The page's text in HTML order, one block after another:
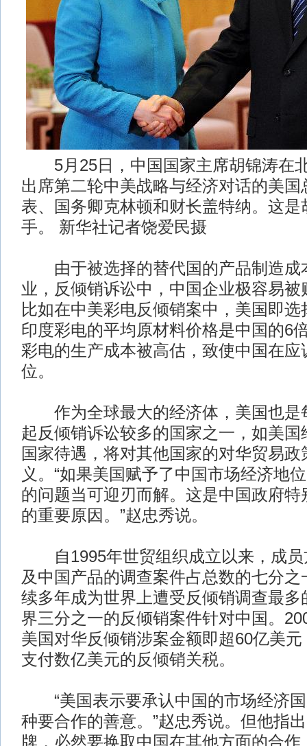
5月25日，中国国家主席胡锦涛在
出席第二轮中美战略与经济对话的美国
表、国务卿克林顿和财长盖特纳。这是
手。 新华社记者饶爱民摄
由于被选择的替代国的产品制造成
业，反倾销诉讼中，中国企业极容易被
比如在中美彩电反倾销案中，美国即
印度彩电的平均原材料价格是中国的6
彩电的生产成本被高估，致使中国在应
位。
作为全球最大的经济体，美国也是
起反倾销诉讼较多的国家之一，如美国
国家待遇，将对其他国家的对华贸易
义。“如果美国赋予了中国市场经济地
的问题当可迎刃而解。这是中国政府特
的重要原因。”赵忠秀说。
自1995年世贸组织成立以来，成员
及中国产品的调查案件占总数的七分
续多年成为世界上遭受反倾销调查最多
界三分之一的反倾销案件针对中国。
美国对华反倾销涉案金额即超60亿美
支付数亿美元的反倾销关税。
“美国表示要承认中国的市场经济国
种要合作的善意。”赵忠秀说。但他指
牌，必然要换取中国在其他方面的合